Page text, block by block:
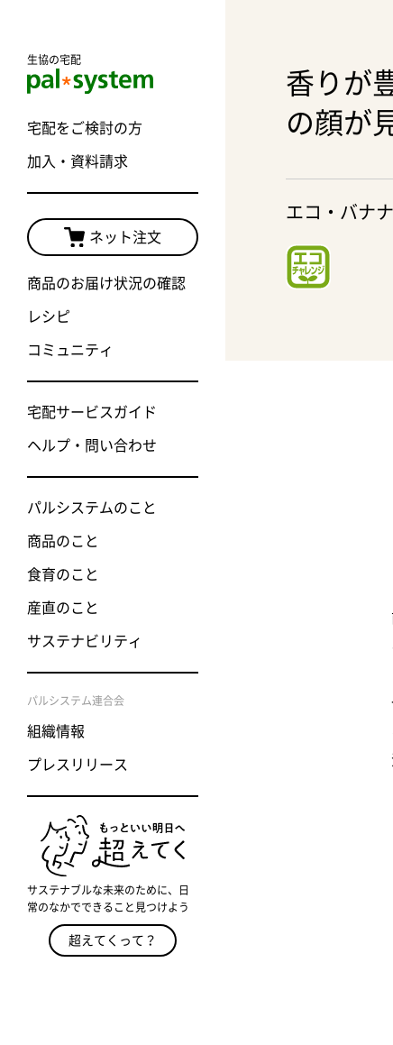
生協の宅配
宅配をご検討の方
加入・資料請求
ネット注文
商品のお届け状況の確認
レシピ
コミュニティ
宅配サービスガイド
ヘルプ・問い合わせ
パルシステムのこと
商品のこと
食育のこと
産直のこと
サステナビリティ
パルシステム連合会
組織情報
プレスリリース
サステナブルな未来のために、日
常のなかでできること見つけよう
超えてくって？
香りが
の顔が
エコ・バナ